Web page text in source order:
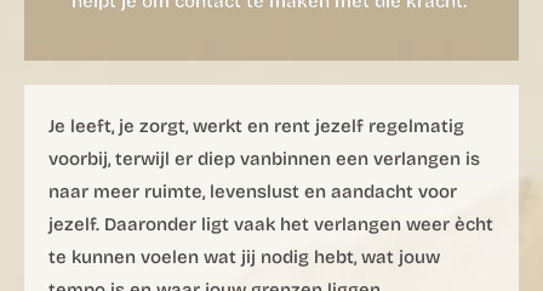
Je leeft, je zorgt, werkt en rent jezelf regelmatig
voorbij, terwijl er diep vanbinnen een verlangen is
naar meer ruimte, levenslust en aandacht voor
jezelf. Daaronder ligt vaak het verlangen weer ècht
te kunnen voelen wat jij nodig hebt, wat jouw